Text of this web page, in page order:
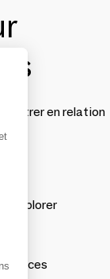
rentrer en relation
à explorer